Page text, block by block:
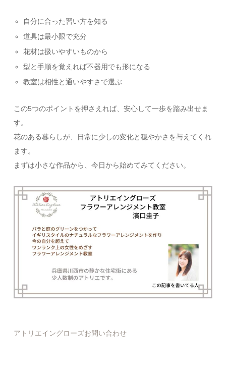
自分に合った習い方を知る
道具は最小限で充分
花材は扱いやすいものから
型と手順を覚えれば不器用でも形になる
教室は相性と通いやすさで選ぶ
この5つのポイントを押さえれば、安心して一歩を踏み出せま
す。
花のある暮らしが、日常に少しの変化と穏やかさを与えてくれ
ます。
まずは小さな作品から、今日から始めてみてください。
アトリエイングローズお問い合わせ